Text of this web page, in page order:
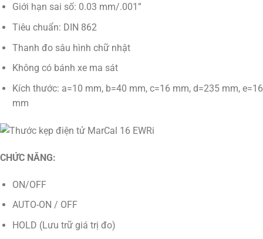
Giới hạn sai số: 0.03 mm/.001”
Tiêu chuẩn: DIN 862
Thanh đo sâu hình chữ nhật
Không có bánh xe ma sát
Kích thước: a=10 mm, b=40 mm, c=16 mm, d=235 mm, e=16
mm
CHỨC NĂNG:
ON/OFF
AUTO-ON / OFF
HOLD (Lưu trữ giá trị đo)